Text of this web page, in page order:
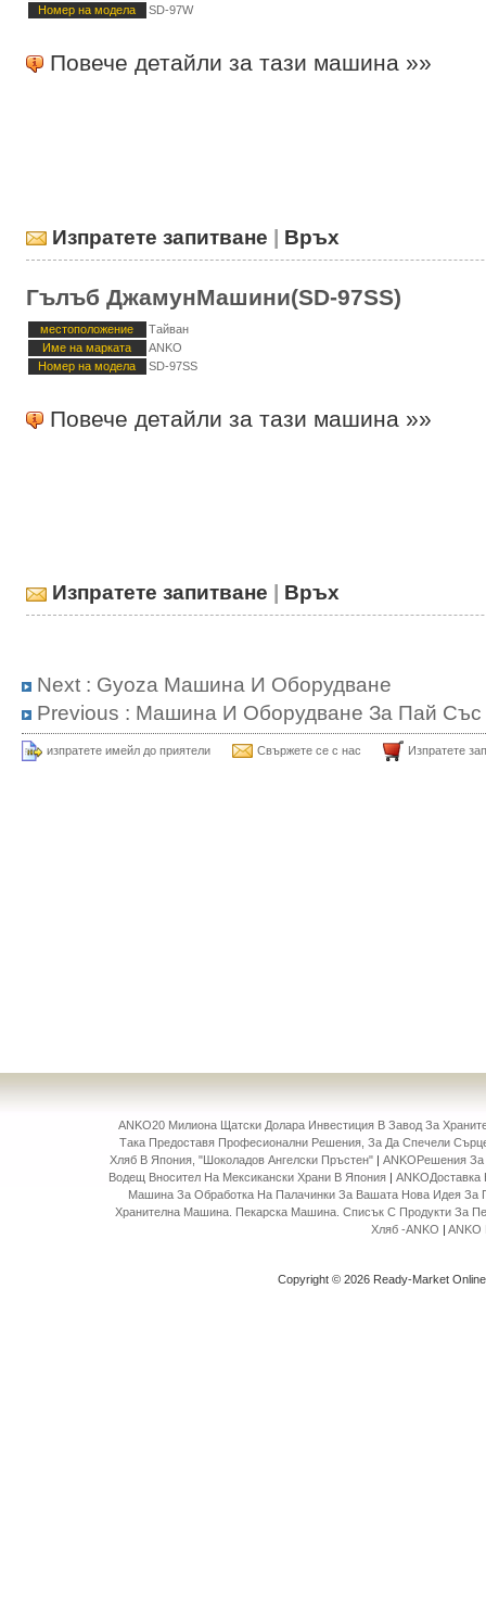
Номер на модела
SD-97W
Повече детайли за тази машина »»
Изпратете запитване | Връх
Гълъб ДжамунМашини(SD-97SS)
местоположение
Тайван
Име на марката
ANKO
Номер на модела
SD-97SS
Повече детайли за тази машина »»
Изпратете запитване | Връх
Next : Gyoza Машина И Оборудване
Previous : Машина И Оборудване За Пай Със
изпратете имейл до приятели Свържете се с нас Изпратете
ANKO20 Милиона Щатски Долара Инвестиция В Завод За
Така Предоставя Професионални Решения, За Да Спечели
Хляб В Япония, "Шоколадов Ангелски Пръстен" |ANKOРешения
Водещ Вносител На Мексикански Храни В Япония |
Машина За Обработка На Палачинки За Вашата Нова Идея За
Хранителна Машина. Пекарска Машина. Списък С Продукти За
Хляб -ANKO |ANKO
Copyright © 2026 Ready-Market